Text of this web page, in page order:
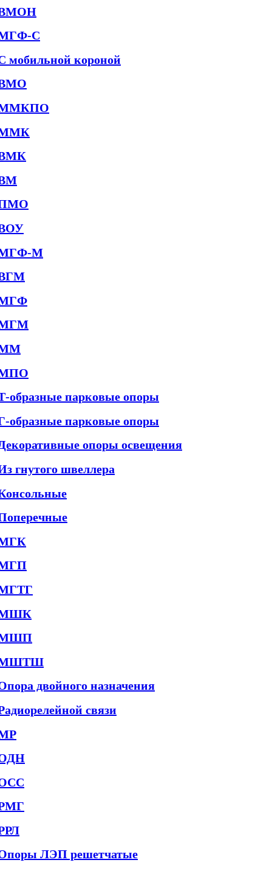
С
мобильной короной
М
образные парковые опоры
образные парковые опоры
опоры освещения
гнутого швеллера
двойного назначения
связи
ЛЭП решетчатые